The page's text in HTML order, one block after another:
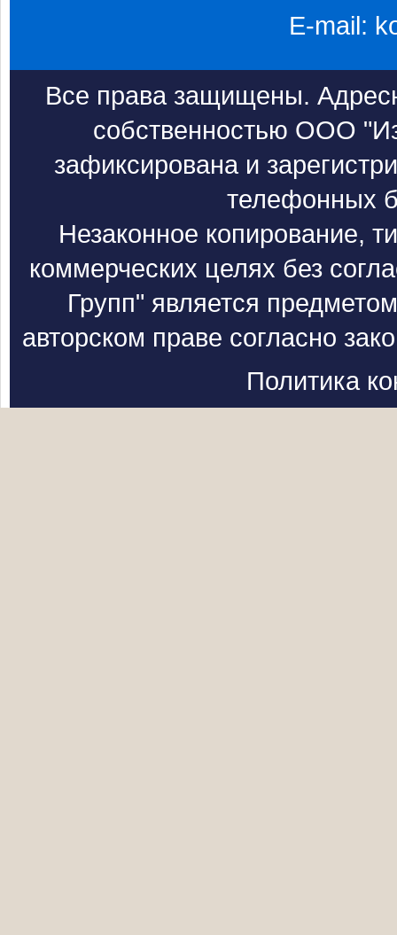
E-mail:
Все права защищены.
собственностью ООО
зафиксирована и
телефонных
Незаконное копирование,
коммерческих целях без
Групп" является
авторском праве согласно
Политика